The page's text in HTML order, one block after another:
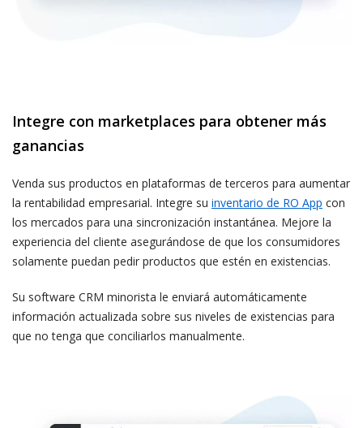
Integre con marketplaces para obtener más
ganancias
Venda sus productos en plataformas de terceros para aumentar
la rentabilidad empresarial. Integre su inventario de RO App con
los mercados para una sincronización instantánea. Mejore la
experiencia del cliente asegurándose de que los consumidores
solamente puedan pedir productos que estén en existencias.
Su software CRM minorista le enviará automáticamente
información actualizada sobre sus niveles de existencias para
que no tenga que conciliarlos manualmente.